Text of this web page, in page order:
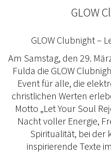
GLOW
GLOW Clubnight –
Am Samstag, den 29.
Fulda die GLOW
Event für alle, die
christlichen Werten
Motto „Let Your Soul
Nacht voller Energie,
Spiritualität, bei der
inspirierende Texte